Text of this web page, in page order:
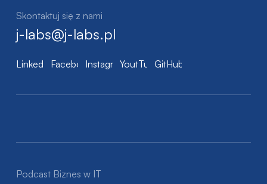
Skontaktuj się z nami
j-labs@j-labs.pl
LinkedIn FacebookInstagramYoutTubeGitHub
Podcast Biznes w IT